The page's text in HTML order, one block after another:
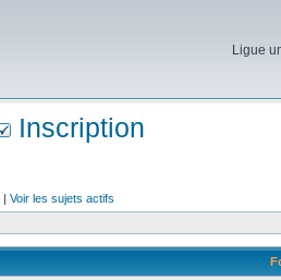
Ligue
Inscription
| Voir les sujets actifs